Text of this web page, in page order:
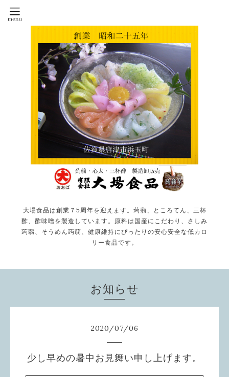
大場食品は創業７5周年を迎えます。蒟蒻、ところてん、三杯
酢、酢味噌を製造しています。原料は国産にこだわり、さしみ
蒟蒻、そうめん蒟蒻、健康維持にぴったりの安心安全な低カロ
リー食品です。
お知らせ
2020/07/06
少し早めの暑中お見舞い申し上げます。